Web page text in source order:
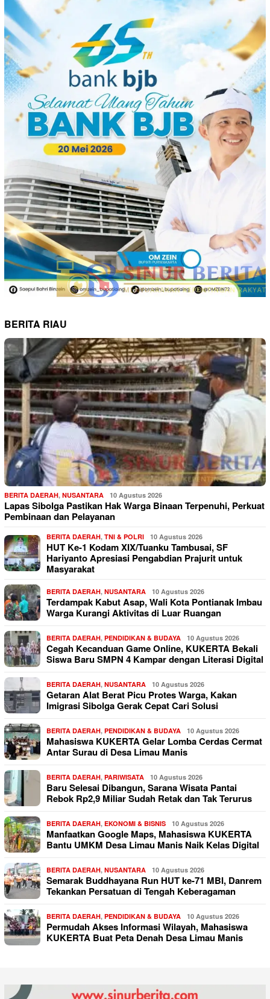
BERITA RIAU
BERITA DAERAH, NUSANTARA 10 Agustus 2026
Lapas Sibolga Pastikan Hak Warga Binaan Terpenuhi, Perkuat
Pembinaan dan Pelayanan
BERITA DAERAH, TNI & POLRI 10 Agustus 2026
HUT Ke-1 Kodam XIX/Tuanku Tambusai, SF
Hariyanto Apresiasi Pengabdian Prajurit untuk
Masyarakat
BERITA DAERAH, NUSANTARA 10 Agustus 2026
Terdampak Kabut Asap, Wali Kota Pontianak Imbau
Warga Kurangi Aktivitas di Luar Ruangan
BERITA DAERAH, PENDIDIKAN & BUDAYA 10 Agustus 2026
Cegah Kecanduan Game Online, KUKERTA Bekali
Siswa Baru SMPN 4 Kampar dengan Literasi Digital
BERITA DAERAH, NUSANTARA 10 Agustus 2026
Getaran Alat Berat Picu Protes Warga, Kakan
Imigrasi Sibolga Gerak Cepat Cari Solusi
BERITA DAERAH, PENDIDIKAN & BUDAYA 10 Agustus 2026
Mahasiswa KUKERTA Gelar Lomba Cerdas Cermat
Antar Surau di Desa Limau Manis
BERITA DAERAH, PARIWISATA 10 Agustus 2026
Baru Selesai Dibangun, Sarana Wisata Pantai
Rebok Rp2,9 Miliar Sudah Retak dan Tak Terurus
BERITA DAERAH, EKONOMI & BISNIS 10 Agustus 2026
Manfaatkan Google Maps, Mahasiswa KUKERTA
Bantu UMKM Desa Limau Manis Naik Kelas Digital
BERITA DAERAH, NUSANTARA 10 Agustus 2026
Semarak Buddhayana Run HUT ke-71 MBI, Danrem
Tekankan Persatuan di Tengah Keberagaman
BERITA DAERAH, PENDIDIKAN & BUDAYA 10 Agustus 2026
Permudah Akses Informasi Wilayah, Mahasiswa
KUKERTA Buat Peta Denah Desa Limau Manis